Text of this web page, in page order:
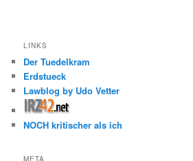
LINKS
Der Tuedelkram
Erdstueck
Lawblog by Udo Vetter
NOCH kritischer als ich
META